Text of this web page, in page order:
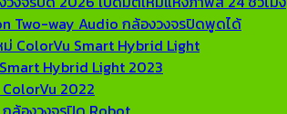
Two-way Audio กล้องวงจรปิดพูดได้
ColorVu Smart Hybrid Light
Hybrid Light 2023
2022